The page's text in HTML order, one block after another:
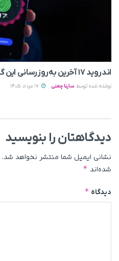
اندروید ۱۷ آخرین به‌روزرسانی این گوشی‌های سامسونگ است
نوشته شده توسط ساینا چمنی
دیدگاهتان را بنویسید
نشانی ایمیل شما منتشر نخواهد شد.
شده‌اند *
دیدگاه *